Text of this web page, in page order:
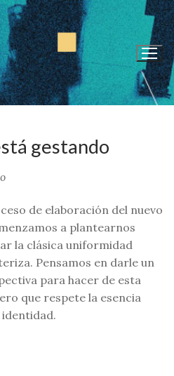
gestando
de elaboración del nuevo
a plantearnos
la clásica uniformidad
Pensamos en darle un
para hacer de esta
que respete la esencia